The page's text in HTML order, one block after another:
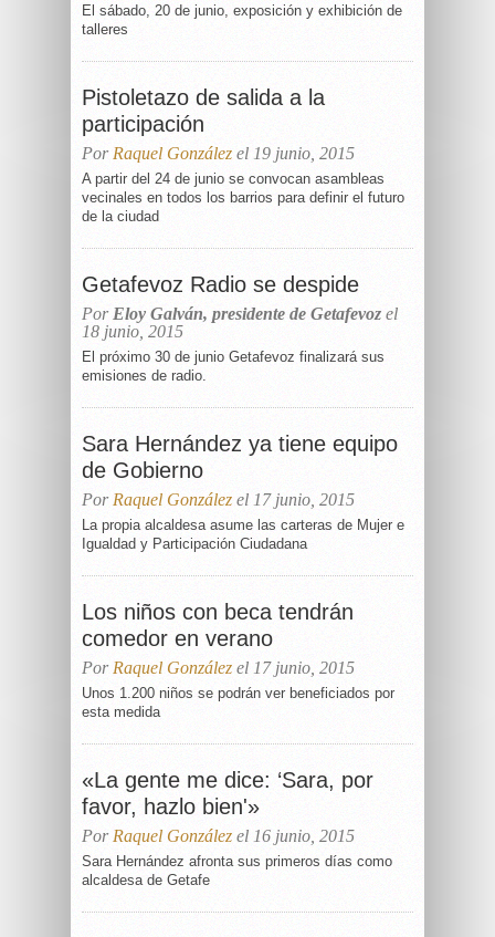
El sábado, 20 de junio, exposición y exhibición de
talleres
Pistoletazo de salida a la
participación
Por Raquel González el 19 junio, 2015
A partir del 24 de junio se convocan asambleas
vecinales en todos los barrios para definir el futuro
de la ciudad
Getafevoz Radio se despide
Por Eloy Galván, presidente de Getafevoz el
18 junio, 2015
El próximo 30 de junio Getafevoz finalizará sus
emisiones de radio.
Sara Hernández ya tiene equipo
de Gobierno
Por Raquel González el 17 junio, 2015
La propia alcaldesa asume las carteras de Mujer e
Igualdad y Participación Ciudadana
Los niños con beca tendrán
comedor en verano
Por Raquel González el 17 junio, 2015
Unos 1.200 niños se podrán ver beneficiados por
esta medida
«La gente me dice: ‘Sara, por
favor, hazlo bien'»
Por Raquel González el 16 junio, 2015
Sara Hernández afronta sus primeros días como
alcaldesa de Getafe